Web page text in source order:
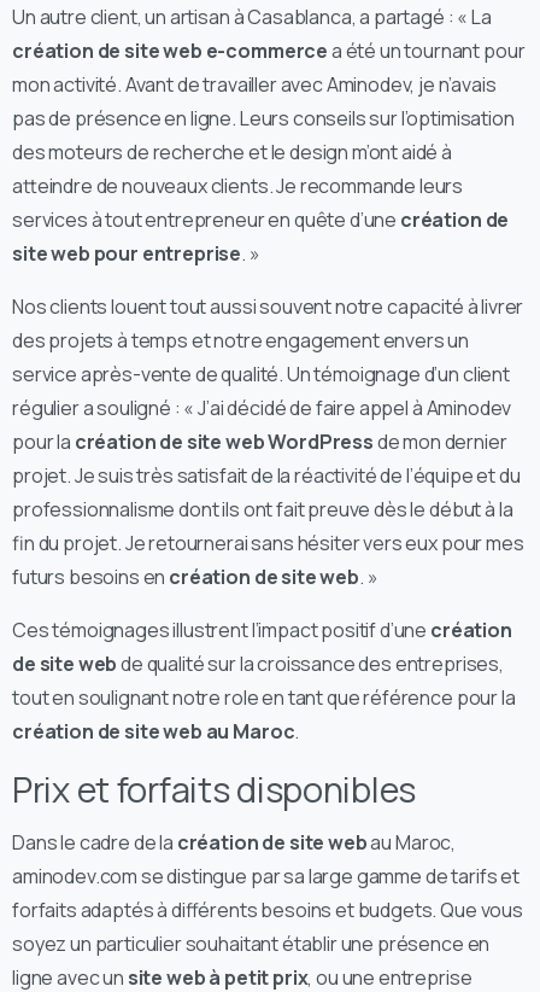
Un autre client, un artisan à Casablanca, a partagé : « La
création de site web e-commercea été un tournant pour
mon activité. Avant de travailler avec Aminodev, je n’avais
pas de présence en ligne. Leurs conseils sur l’optimisation
des moteurs de recherche et le design m’ont aidé à
atteindre de nouveaux clients. Je recommande leurs
services à tout entrepreneur en quête d’une création de
site web pour entreprise. »
Nos clients louent tout aussi souvent notre capacité à livrer
des projets à temps et notre engagement envers un
service après-vente de qualité. Un témoignage d’un client
régulier a souligné : « J’ai décidé de faire appel à Aminodev
pour la création de site web WordPressde mon dernier
projet. Je suis très satisfait de la réactivité de l’équipe et du
professionnalisme dont ils ont fait preuve dès le début à la
fin du projet. Je retournerai sans hésiter vers eux pour mes
futurs besoins en création de site web. »
Ces témoignages illustrent l’impact positif d’une création
de site webde qualité sur la croissance des entreprises,
tout en soulignant notre role en tant que référence pour la
création de site web au Maroc.
Prix et forfaits disponibles
Dans le cadre de la création de site webau Maroc,
aminodev.com se distingue par sa large gamme de tarifs et
forfaits adaptés à différents besoins et budgets. Que vous
soyez un particulier souhaitant établir une présence en
ligne avec un site web à petit prix, ou une entreprise